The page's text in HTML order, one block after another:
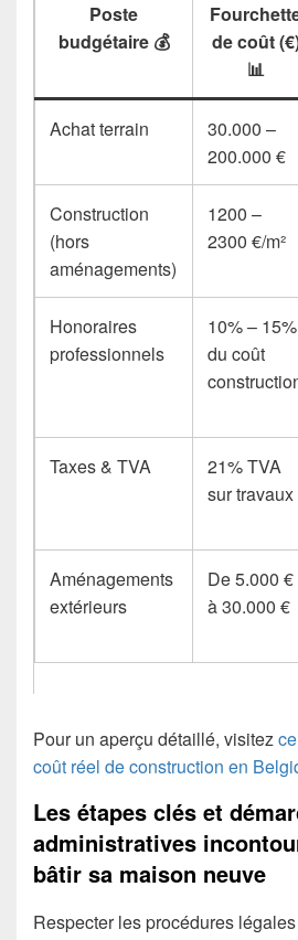
Poste
budgétaire 💰
de coût
📊
Achat terrain
30.000 –
200.000 €
Construction
(hors
aménagements)
1200 –
2300 €/m²
Honoraires
professionnels
10% – 15%
du coût
Taxes & TVA
21% TVA
sur travaux
Aménagements
extérieurs
De 5.000 €
à 30.000 €
Pour un aperçu détaillé, visitez
coût réel de construction en
Les étapes clés et
administratives
bâtir sa maison neuve
Respecter les procédures